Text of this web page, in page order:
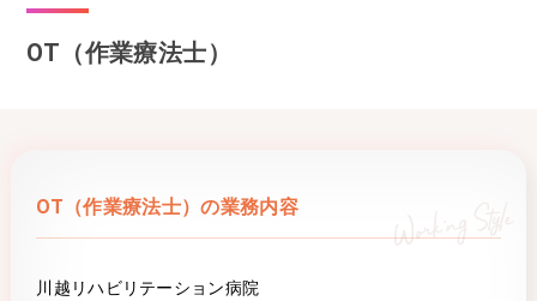
OT（作業療法士）
OT（作業療法士）の業務内容
川越リハビリテーション病院